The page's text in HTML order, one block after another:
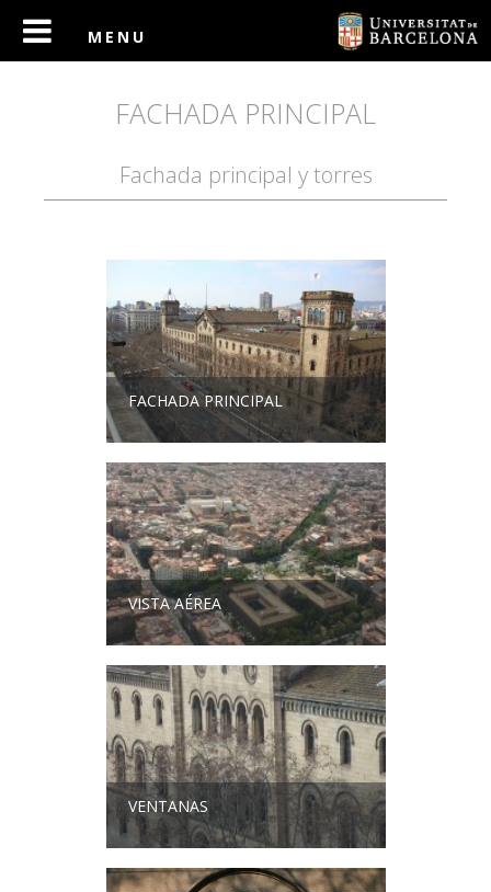
FACHADA PRINCIPAL
Fachada principal y torres
FACHADA PRINCIPAL
VISTA AÉREA
VENTANAS